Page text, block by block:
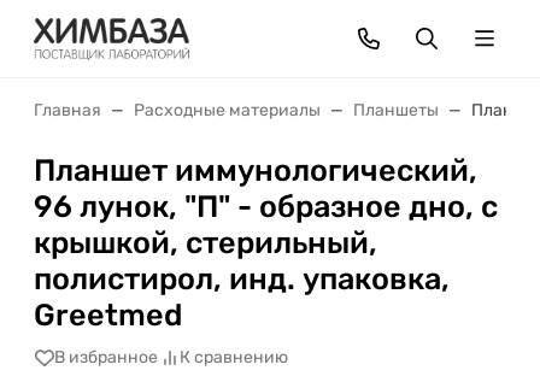
Главная Расходные материалы Планшеты
Планшет иммунологический,
96 лунок, "П" - образное дно, с
крышкой, стерильный,
полистирол, инд. упаковка,
Greetmed
В избранное К сравнению